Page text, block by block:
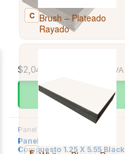
$2,048.86 MXN Incluye IVA
VER PRECIO
ESPECIAL
Panel Aluminio Negro/Black
Panel de Aluminio Compuesto
Panel de Aluminio
Compuesto 1.25 X 5.55 Black